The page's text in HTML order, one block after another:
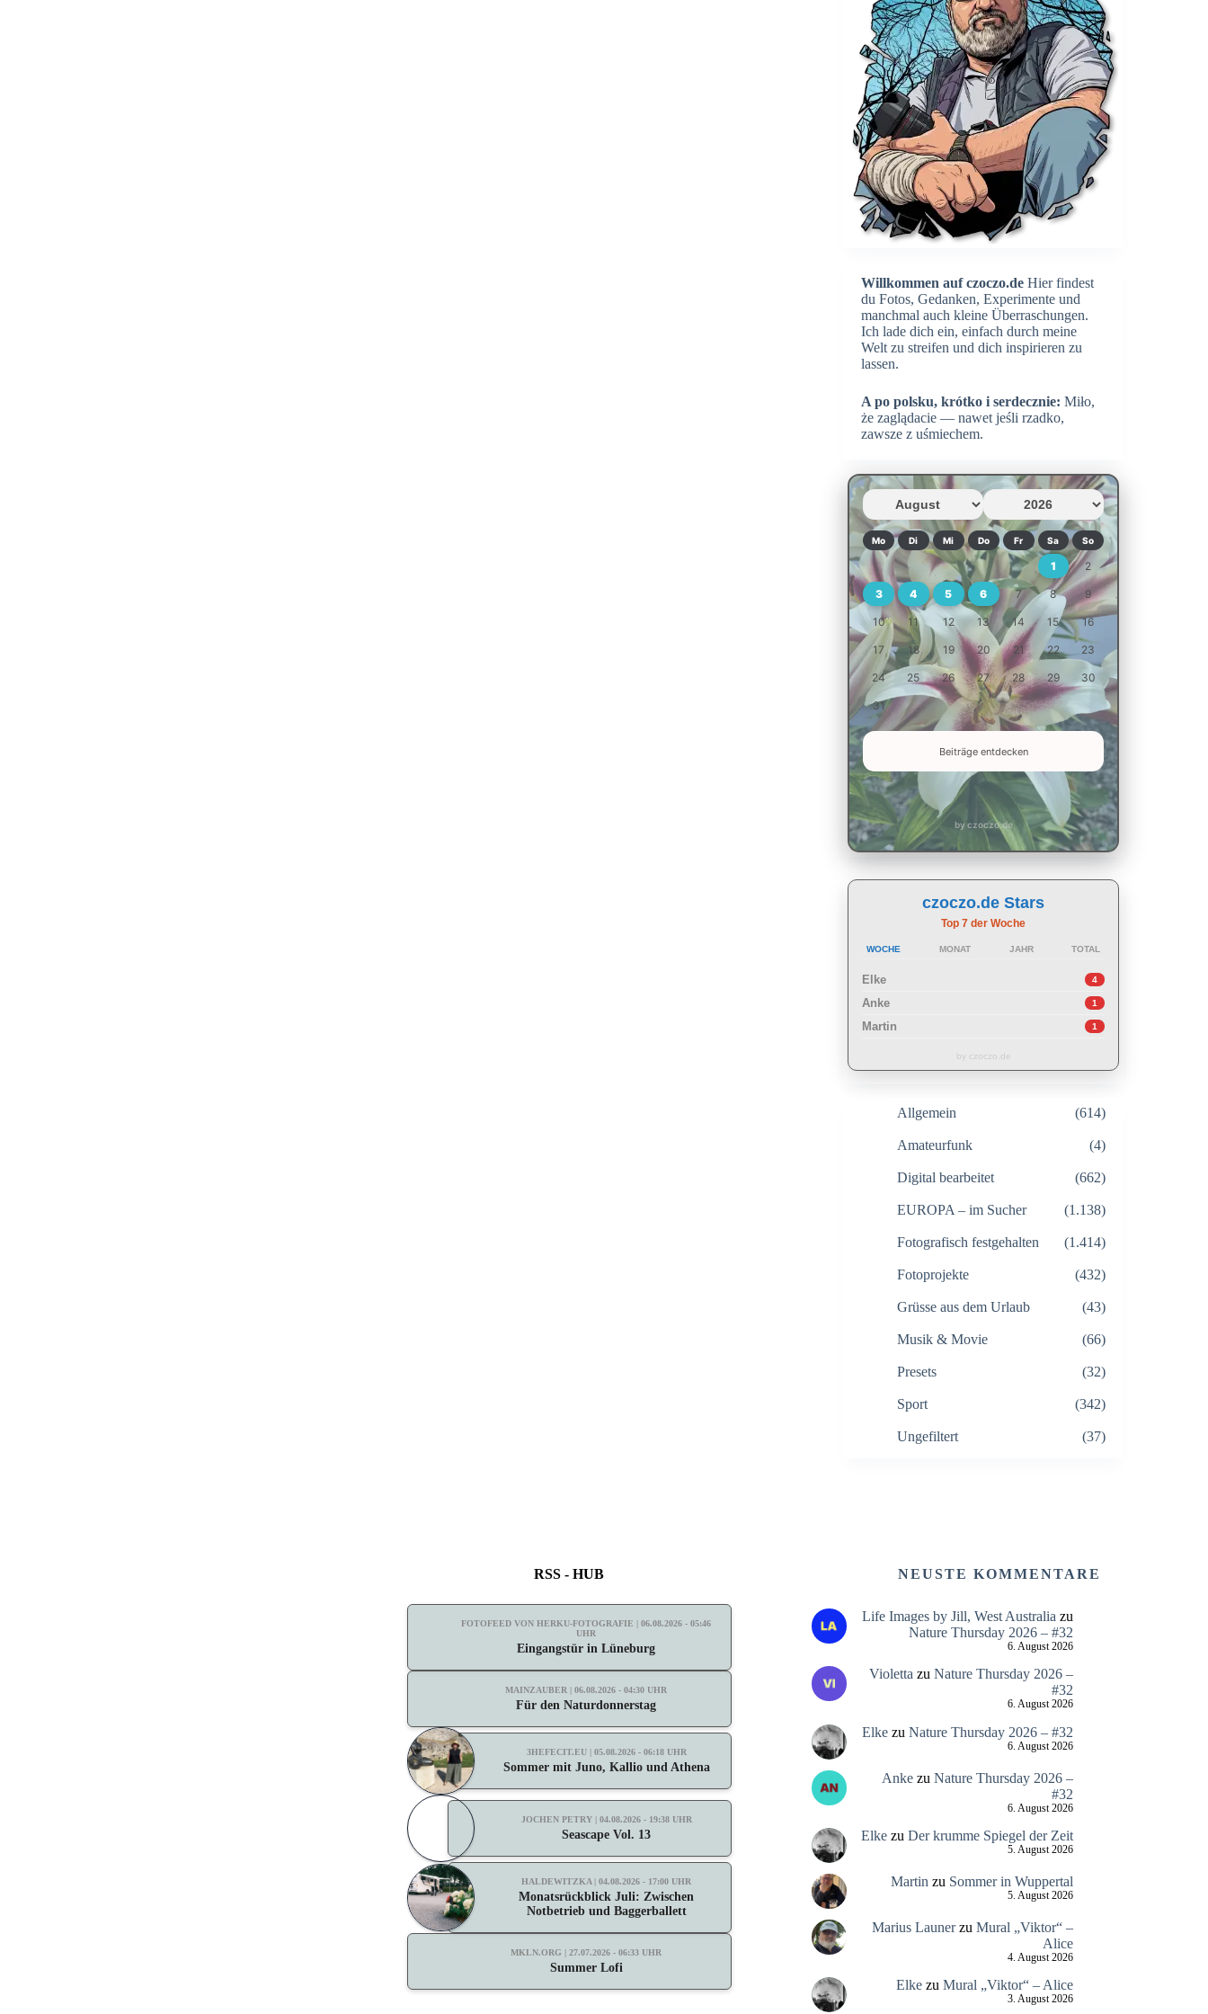
Willkommen auf czoczo.de Hier findest
du Fotos, Gedanken, Experimente und
manchmal auch kleine Überraschungen.
Ich lade dich ein, einfach durch meine
Welt zu streifen und dich inspirieren zu
lassen.
A po polsku, krótko i serdecznie: Miło,
że zaglądacie — nawet jeśli rzadko,
zawsze z uśmiechem.
Mo Di Mi Do Fr Sa So
1 2
3 4 5 6 7 8 9
10 11 12 13 14 15 16
17 18 19 20 21 22 23
24 25 26 27 28 29 30
31
Beiträge entdecken
by czoczo.de
czoczo.de Stars
Top 7 der Woche
WOCHE MONAT JAHR TOTAL
Elke 4
Anke 1
Martin 1
by czoczo.de
Allgemein (614)
Amateurfunk (4)
Digital bearbeitet (662)
EUROPA – im Sucher (1.138)
Fotografisch festgehalten (1.414)
Fotoprojekte (432)
Grüsse aus dem Urlaub (43)
Musik & Movie (66)
Presets (32)
Sport (342)
Ungefiltert (37)
RSS - HUB
FOTOFEED VON HERKU-FOTOGRAFIE | 06.08.2026 - 05:46
UHR
Eingangstür in Lüneburg
MAINZAUBER | 06.08.2026 - 04:30 UHR
Für den Naturdonnerstag
3HEFECIT.EU | 05.08.2026 - 06:18 UHR
Sommer mit Juno, Kallio und Athena
JOCHEN PETRY | 04.08.2026 - 19:38 UHR
Seascape Vol. 13
HALDEWITZKA | 04.08.2026 - 17:00 UHR
Monatsrückblick Juli: Zwischen
Notbetrieb und Baggerballett
MKLN.ORG | 27.07.2026 - 06:33 UHR
Summer Lofi
NEUSTE KOMMENTARE
Life Images by Jill, West Australia zu
Nature Thursday 2026 – #32
6. August 2026
Violetta zu Nature Thursday 2026 –
#32
6. August 2026
Elkezu Nature Thursday 2026 – #32
6. August 2026
Ankezu Nature Thursday 2026 –
#32
6. August 2026
Elkezu Der krumme Spiegel der Zeit
5. August 2026
Martin zu Sommer in Wuppertal
5. August 2026
Marius Launerzu Mural „Viktor“ –
Alice
4. August 2026
Elkezu Mural „Viktor“ – Alice
3. August 2026